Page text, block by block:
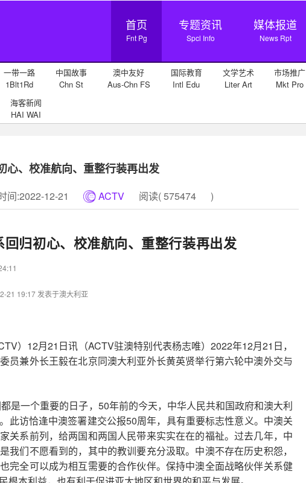
首页
Fnt Pg
专题资讯
Spcl Info
媒体报道
News Rpt
一带一路
1Blt1Rd
中国故事
Chn St
澳中友好
Aus-Chn FS
国际教育
Intl Edu
文学艺术
Liter Art
市场推广
Mkt Pro
海客新闻
HAI WAI
心、校准航向、重整行装再出发
间:2022-12-21 ACTV 阅读(575474 )
归初心、校准航向、重整行装再出发
21 19:17 发表于澳大利亚
）12月21日讯（ACTV驻澳特别代表杨志唯）2022年12月21日，
员兼外长王毅在北京同澳大利亚外长黄英贤举行第六轮中澳外交与
是一个重要的日子，50年前的今天，中华人民共和国政府和澳大利
此访恰逢中澳签署建交公报50周年，具有重要标志性意义。中澳关
关系前列，给两国和两国人民带来实实在在的福祉。过去几年，中
我们不愿看到的，其中的教训要充分汲取。中澳不存在历史积怨，
完全可以成为相互需要的合作伙伴。保持中澳全面战略伙伴关系健